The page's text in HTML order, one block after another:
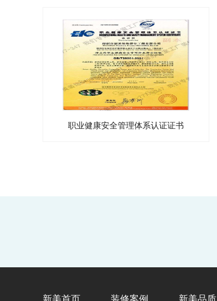
职业健康安全管理体系认证证书
新美首页 装修案例 新美品质